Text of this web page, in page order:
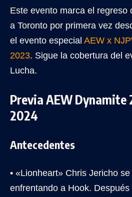
Este evento marca el regreso
a Toronto por primera vez
el evento especial AEW x
2023. Sigue la cobertura del
Lucha.
Previa AEW Dynamite
2024
Antecedentes
• «Lionheart» Chris Jericho
enfrentando a Hook.